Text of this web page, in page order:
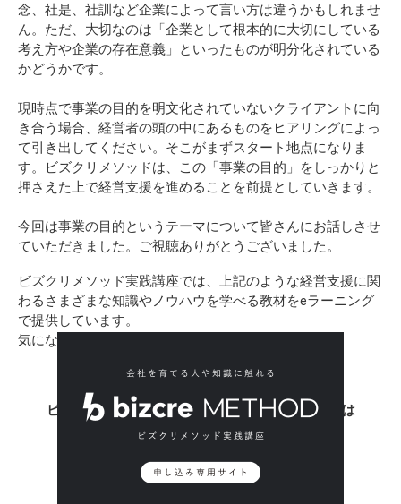
念、社是、社訓など企業によって言い方は違うかもしれませ
ん。ただ、大切なのは「企業として根本的に大切にしている
考え方や企業の存在意義」といったものが明分化されている
かどうかです。
現時点で事業の目的を明文化されていないクライアントに向
き合う場合、経営者の頭の中にあるものをヒアリングによっ
て引き出してください。そこがまずスタート地点になりま
す。ビズクリメソッドは、この「事業の目的」をしっかりと
押さえた上で経営支援を進めることを前提としていきます。
今回は事業の目的というテーマについて皆さんにお話しさせ
ていただきました。ご視聴ありがとうございました。
ビズクリメソッド実践講座では、上記のような経営支援に関
わるさまざまな知識やノウハウを学べる教材をeラーニング
で提供しています。
気になった方は、ぜひ下記サイトをご覧ください。
ビズクリメソッド実践講座の受講を希望される方は
下記の専用サイトよりお申し込みください